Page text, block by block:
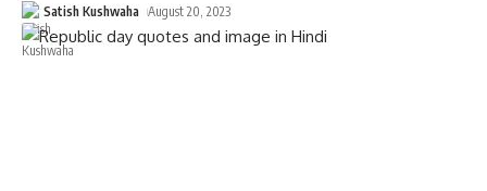
Satish Kushwaha August 20, 2023